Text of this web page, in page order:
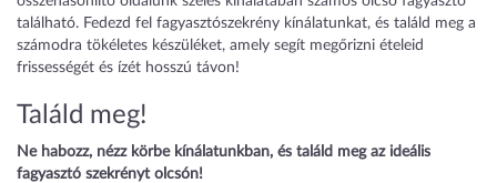
található. Fedezd fel fagyasztószekrény kínálatunkat, és találd meg a
számodra tökéletes készüléket, amely segít megőrizni ételeid
frissességét és ízét hosszú távon!
Találd meg!
Ne habozz, nézz körbe kínálatunkban, és találd meg az ideális
fagyasztó szekrényt olcsón!